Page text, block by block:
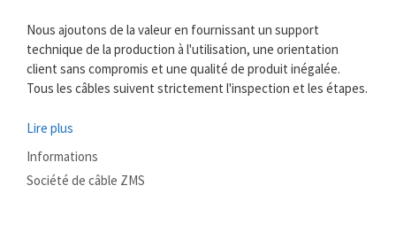
Nous ajoutons de la valeur en fournissant un support
technique de la production à l'utilisation, une orientation
client sans compromis et une qualité de produit inégalée.
Tous les câbles suivent strictement l'inspection et les étapes.
Lire plus
Catégories
Informations
Mots
Société de câble ZMS